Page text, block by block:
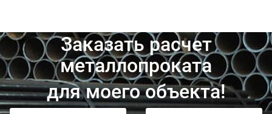
Заказать расчет
металлопроката
для моего объекта!